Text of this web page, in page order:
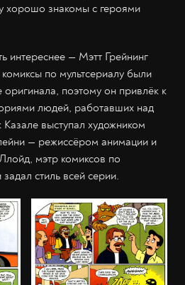
хорошо знакомы с героями
интереснее — Мэтт Грейнинг
по мультсериалу были
оригинала, поэтому он привлёк к
людей, работавших над
выступал художником
— режиссёром анимации и
мэтр комиксов по
стиль всей серии.